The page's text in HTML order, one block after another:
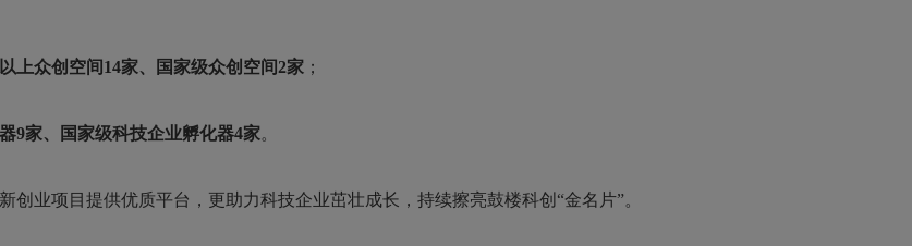
上众创空间14家、国家级众创空间2家 ；
9家、国家级科技企业孵化器4家。
业项目提供优质平台，更助力科技企业茁壮成长，持续擦亮鼓楼科创“金名片”。